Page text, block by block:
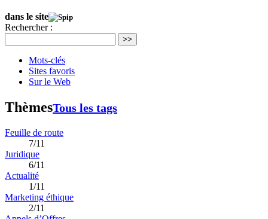
dans le site
Rechercher :
>>
Mots-clés
Sites favoris
Sur le Web
ThèmesTous les tags
Feuille de route
7/11
Juridique
6/11
Actualité
1/11
Marketing éthique
2/11